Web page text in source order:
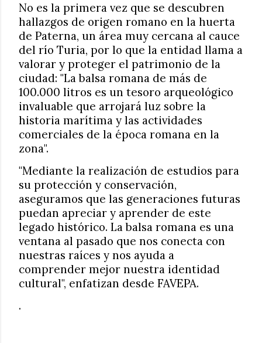
No es la primera vez que se descubren
hallazgos de origen romano en la huerta
de Paterna, un área muy cercana al cauce
del río Turia, por lo que la entidad llama a
valorar y proteger el patrimonio de la
ciudad: "La balsa romana de más de
100.000 litros es un tesoro arqueológico
invaluable que arrojará luz sobre la
historia marítima y las actividades
comerciales de la época romana en la
zona".
"Mediante la realización de estudios para
su protección y conservación,
aseguramos que las generaciones futuras
puedan apreciar y aprender de este
legado histórico. La balsa romana es una
ventana al pasado que nos conecta con
nuestras raíces y nos ayuda a
comprender mejor nuestra identidad
cultural", enfatizan desde FAVEPA.
.